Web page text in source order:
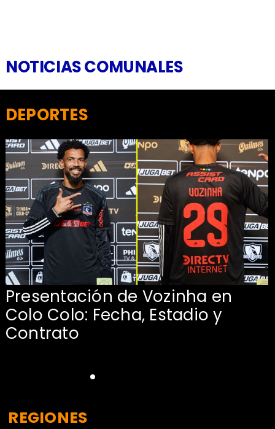
NOTICIAS COMUNALES
Presentación de Vozinha en
Colo Colo: Fecha, Estadio y
Contrato
DEPORTES
REGIONES